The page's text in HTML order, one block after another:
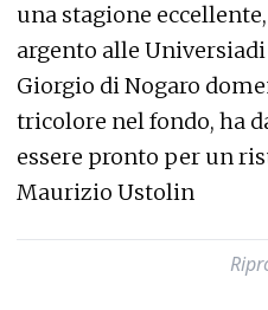
una stagione
argento alle
Giorgio di Nogaro
tricolore nel fondo, ha
essere pronto per un
Maurizio Ustolin